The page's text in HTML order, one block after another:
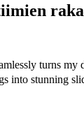
turns my
into stunning